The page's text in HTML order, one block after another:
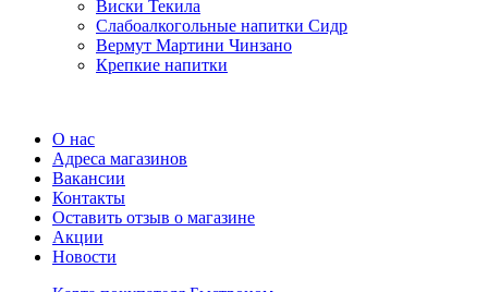
Виски Текила
Слабоалкогольные напитки Сидр
Вермут Мартини Чинзано
Крепкие напитки
О нас
Адреса магазинов
Вакансии
Контакты
Оставить отзыв о магазине
Акции
Новости